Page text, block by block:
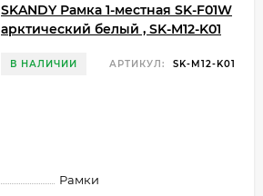
SKANDY Рамка 1-местная SK-F01W
арктический белый , SK-M12-K01
В НАЛИЧИИ АРТИКУЛ: SK-M12-K01
Рамки